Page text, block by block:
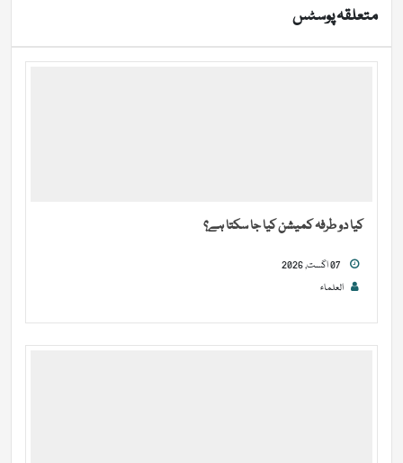
متعلقہ پوسٹس
کیا دو طرفہ کمیشن کیا جا سکتا ہے؟
العلماء